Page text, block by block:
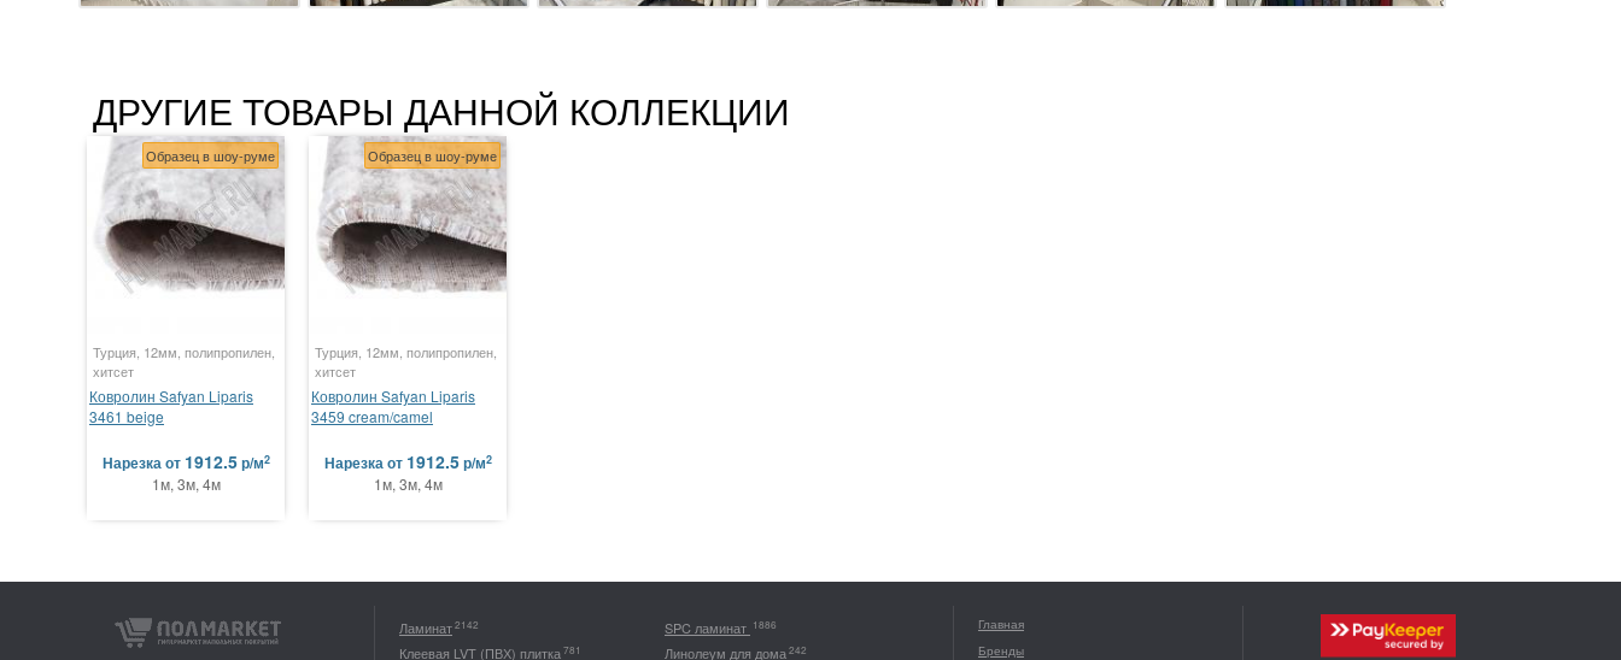
ДРУГИЕ ТОВАРЫ ДАННОЙ КОЛЛЕКЦИИ
Образец в шоу-руме
Турция, 12мм, полипропилен,
хитсет
Ковролин Safyan Liparis
3461 beige
Нарезкаот 1912.5р/м2
1м, 3м, 4м
Образец в шоу-руме
Турция, 12мм, полипропилен,
хитсет
Ковролин Safyan Liparis
3459 cream/camel
Нарезкаот 1912.5р/м2
1м, 3м, 4м
Ламинат2142 SPC ламинат 1886
Клеевая LVT (ПВХ) плитка781 Линолеум для дома242
Главная
Бренды